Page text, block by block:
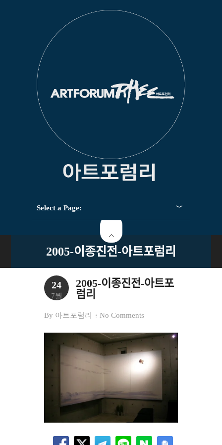
Select a Page:
2005-이종진전-아트포럼리
24
7월
2005-이종진전-아트포
럼리
By 아트포럼리 No Comments